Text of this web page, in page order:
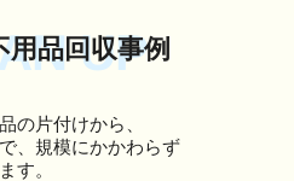
UP
品回収事例
の片付けから、
、規模にかかわらず
す。